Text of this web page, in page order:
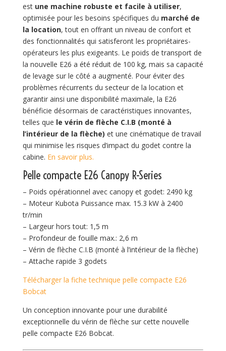
est une machine robuste et facile à utiliser,
optimisée pour les besoins spécifiques du marché de
la location, tout en offrant un niveau de confort et
des fonctionnalités qui satisferont les propriétaires-
opérateurs les plus exigeants. Le poids de transport de
la nouvelle E26 a été réduit de 100 kg, mais sa capacité
de levage sur le côté a augmenté. Pour éviter des
problèmes récurrents du secteur de la location et
garantir ainsi une disponibilité maximale, la E26
bénéficie désormais de caractéristiques innovantes,
telles que le vérin de flèche C.I.B (monté à
l’intérieur de la flèche) et une cinématique de travail
qui minimise les risques d’impact du godet contre la
cabine. En savoir plus.
Pelle compacte E26 Canopy R-Series
– Poids opérationnel avec canopy et godet: 2490 kg
– Moteur Kubota Puissance max. 15.3 kW à 2400
tr/min
– Largeur hors tout: 1,5 m
– Profondeur de fouille max.: 2,6 m
– Vérin de flèche C.I.B (monté à l’intérieur de la flèche)
– Attache rapide 3 godets
Télécharger la fiche technique pelle compacte E26
Bobcat
Un conception innovante pour une durabilité
exceptionnelle du vérin de flèche sur cette nouvelle
pelle compacte E26 Bobcat.